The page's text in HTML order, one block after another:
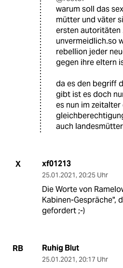
warum soll das
mütter und väter
ersten autoritäten
unvermeidlich.so
rebellion jeder
gegen ihre eltern
da es den begriff
gibt ist es doch
es nun im zeitalter
auch
X xf01213
25.01.2021, 20:25 Uhr
Die Worte von
Kabinen-Gespräche",
gefordert ;-)
RB Ruhig Blut
25.01.2021, 20:17 Uhr